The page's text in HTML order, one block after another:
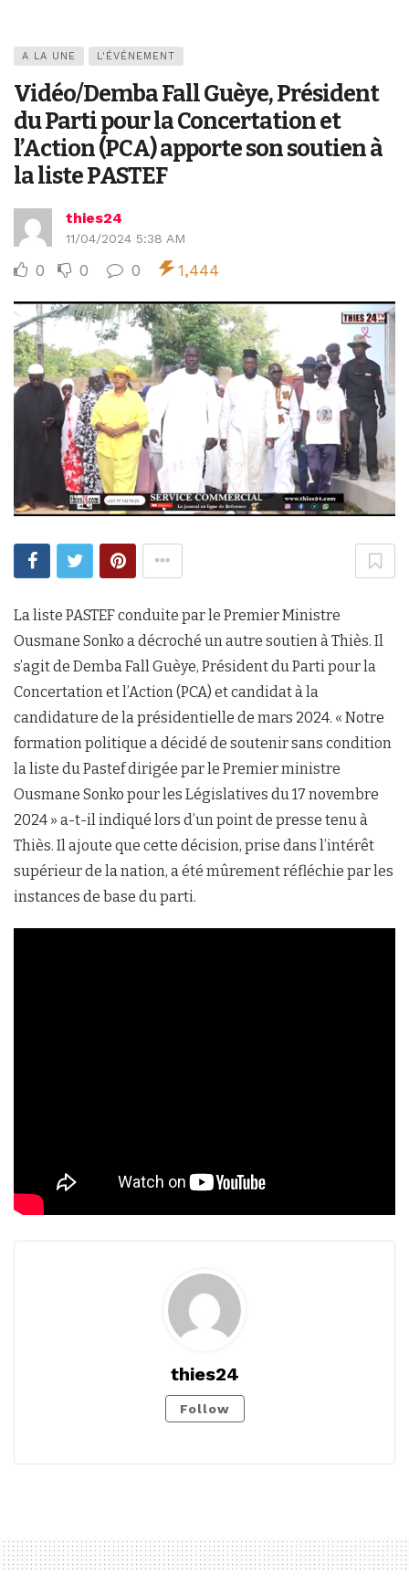
A LA UNE L'ÉVÉNEMENT
Vidéo/Demba Fall Guèye, Président
du Parti pour la Concertation et
l’Action (PCA) apporte son soutien à
la liste PASTEF
thies24
11/04/2024 5:38 AM
0 0 0 1,444
La liste PASTEF conduite par le Premier Ministre
Ousmane Sonko a décroché un autre soutien à Thiès. Il
s’agit de Demba Fall Guèye, Président du Parti pour la
Concertation et l’Action (PCA) et candidat à la
candidature de la présidentielle de mars 2024. « Notre
formation politique a décidé de soutenir sans condition
la liste du Pastef dirigée par le Premier ministre
Ousmane Sonko pour les Législatives du 17 novembre
2024 » a-t-il indiqué lors d’un point de presse tenu à
Thiès. Il ajoute que cette décision, prise dans l’intérêt
supérieur de la nation, a été mûrement réfléchie par les
instances de base du parti.
thies24
Follow